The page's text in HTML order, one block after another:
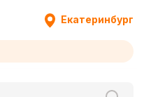
Екатеринбург